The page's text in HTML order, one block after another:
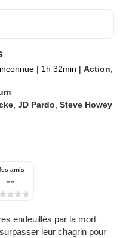
| 1h 32min | Action
,JD Pardo ,Steve Howey
amis
--
endeuillés par la mort
leur chagrin pour